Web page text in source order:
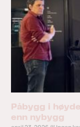
Påbygg i
enn nybygg